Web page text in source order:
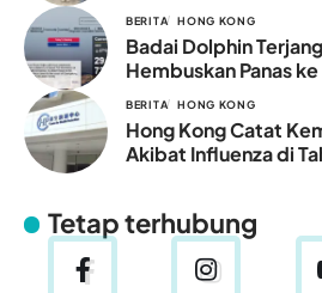
BERITA HONG KONG
Badai Dolphin
Hembuskan Panas
BERITA HONG KONG
Hong Kong Catat
Akibat Influenza di
Tetap terhubung